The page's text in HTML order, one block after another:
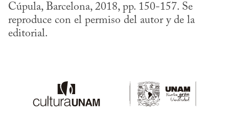
Cúpula, Barcelona, 2018, pp. 150-157. Se
reproduce con el permiso del autor y de la
editorial.